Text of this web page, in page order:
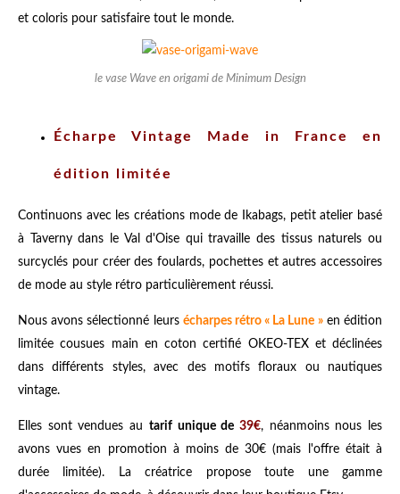
et coloris pour satisfaire tout le monde.
le vase Wave en origami de Minimum Design
Écharpe Vintage Made in France en
édition limitée
Continuons avec les créations mode de Ikabags, petit atelier basé
à Taverny dans le Val d'Oise qui travaille des tissus naturels ou
surcyclés pour créer des foulards, pochettes et autres accessoires
de mode au style rétro particulièrement réussi.
Nous avons sélectionné leurs écharpes rétro « La Lune »en édition
limitée cousues main en coton certifié OKEO-TEX et déclinées
dans différents styles, avec des motifs floraux ou nautiques
vintage.
Elles sont vendues au tarif unique de 39€, néanmoins nous les
avons vues en promotion à moins de 30€ (mais l'offre était à
durée limitée). La créatrice propose toute une gamme